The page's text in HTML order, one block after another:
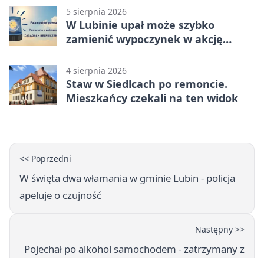
5 sierpnia 2026
W Lubinie upał może szybko
zamienić wypoczynek w akcję
4 sierpnia 2026
Staw w Siedlcach po remoncie.
Mieszkańcy czekali na ten widok
<< Poprzedni
W święta dwa włamania w gminie Lubin - policja
apeluje o czujność
Następny >>
Pojechał po alkohol samochodem - zatrzymany z